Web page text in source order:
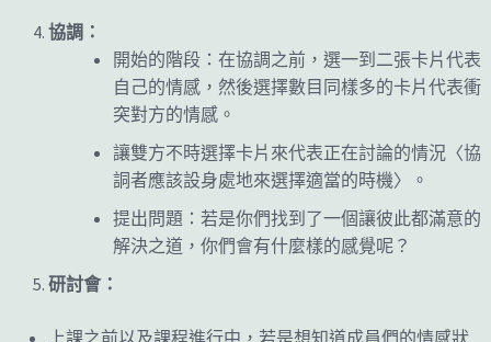
協調：
開始的階段：在協調之前，選一到二張卡片代表
自己的情感，然後選擇數目同樣多的卡片代表衝
突對方的情感。
讓雙方不時選擇卡片來代表正在討論的情況〈協
詷者應該設身處地來選擇適當的時機〉。
提出問題：若是你們找到了一個讓彼此都滿意的
解決之道，你們會有什麼樣的感覺呢？
研討會：
上課之前以及課程進行中，若是想知道成員們的情感狀